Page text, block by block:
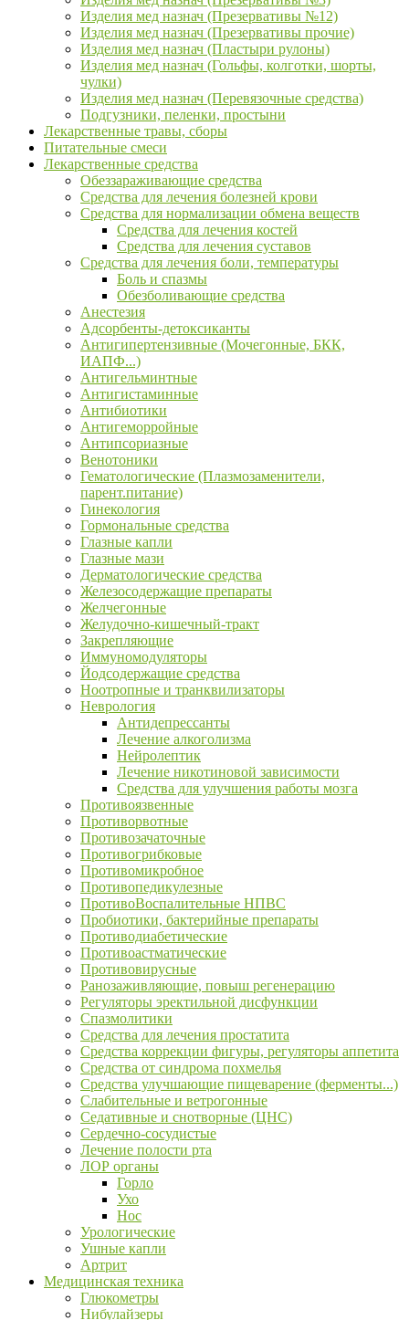
Изделия мед назнач (Презервативы №12)
Изделия мед назнач (Презервативы прочие)
Изделия мед назнач (Пластыри рулоны)
Изделия мед назнач (Гольфы, колготки, шорты,
чулки)
Изделия мед назнач (Перевязочные средства)
Подгузники, пеленки, простыни
Лекарственные травы, сборы
Питательные смеси
Лекарственные средства
Обеззараживающие средства
Средства для лечения болезней крови
Средства для нормализации обмена веществ
Средства для лечения костей
Средства для лечения суставов
Средства для лечения боли, температуры
Боль и спазмы
Обезболивающие средства
Анестезия
Адсорбенты-детоксиканты
Антигипертензивные (Мочегонные, БКК,
ИАПФ...)
Антигельминтные
Антигистаминные
Антибиотики
Антигеморройные
Антипсориазные
Венотоники
Гематологические (Плазмозаменители,
парент.питание)
Гинекология
Гормональные средства
Глазные капли
Глазные мази
Дерматологические средства
Железосодержащие препараты
Желчегонные
Желудочно-кишечный-тракт
Закрепляющие
Иммуномодуляторы
Йодсодержащие средства
Ноотропные и транквилизаторы
Неврология
Антидепрессанты
Лечение алкоголизма
Нейролептик
Лечение никотиновой зависимости
Средства для улучшения работы мозга
Противоязвенные
Противорвотные
Противозачаточные
Противогрибковые
Противомикробное
Противопедикулезные
ПротивоВоспалительные НПВС
Пробиотики, бактерийные препараты
Противодиабетические
Противоастматические
Противовирусные
Ранозаживляющие, повыш регенерацию
Регуляторы эректильной дисфункции
Спазмолитики
Средства для лечения простатита
Средства коррекции фигуры, регуляторы аппетита
Средства от синдрома похмелья
Средства улучшающие пищеварение (ферменты...)
Слабительные и ветрогонные
Седативные и снотворные (ЦНС)
Сердечно-сосудистые
Лечение полости рта
ЛОР органы
Горло
Ухо
Нос
Урологические
Ушные капли
Артрит
Медицинская техника
Глюкометры
Нибулайзеры